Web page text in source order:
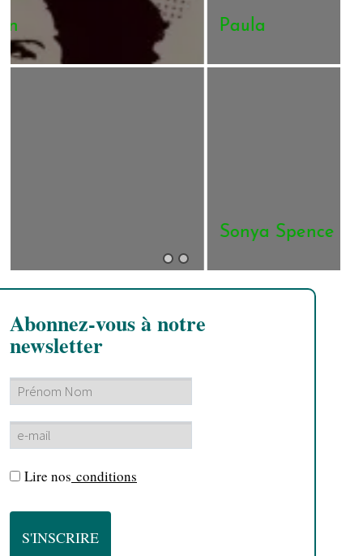
Paula
Abonnez-vous à notre
newsletter
Lire nos conditions